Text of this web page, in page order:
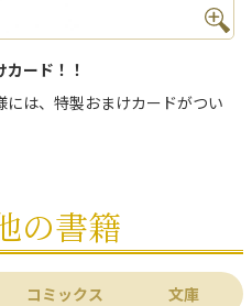
ード！！
は、特製おまけカードがつい
の書籍
コミックス 文庫